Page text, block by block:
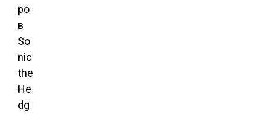
ро
в
So
nic
the
He
dg